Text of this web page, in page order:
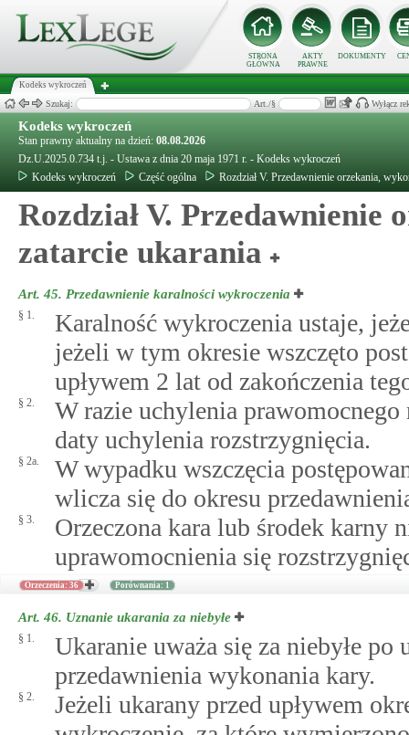
STRONA
GŁÓWNA
AKTY
PRAWNE
DOKUMENTY
Kodeks wykroczeń
Szukaj: Art./§ Wyłącz
Kodeks wykroczeń
Stan prawny aktualny na dzień: 08.08.2026
Dz.U.2025.0.734 t.j. - Ustawa z dnia 20 maja 1971 r. - Kodeks wykroczeń
Kodeks wykroczeń
Część ogólna Rozdział V. Przedawnienie orzekania,
Rozdział V.
zatarcie ukarania
Art. 45. Przedawnienie karalności wykroczenia
§ 1.
Karalność wykroczenia ustaje,
jeżeli w tym okresie wszczęto
upływem 2 lat od zakończenia
§ 2.
W razie uchylenia
daty uchylenia rozstrzygnięcia.
§ 2a.
W wypadku wszczęcia
wlicza się do okresu
§ 3.
Orzeczona kara lub środek karny
uprawomocnienia się
Orzeczenia: 36 Porównania: 1
Art. 46. Uznanie ukarania za niebyłe
§ 1.
Ukaranie uważa się za niebyłe
przedawnienia wykonania kary.
§ 2.
Jeżeli ukarany przed upływem